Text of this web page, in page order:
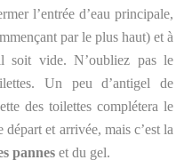
l’entrée d’eau principale,
par le plus haut) et à
soit vide. N’oubliez pas le
Un peu d’antigel de
des toilettes complétera le
et arrivée, mais c’est la
pannes et du gel.